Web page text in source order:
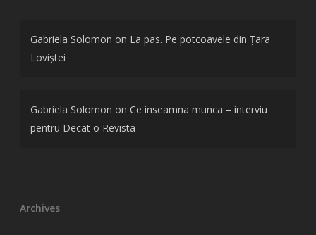
Gabriela Solomon on La pas. Pe potcoavele din Țara
Loviștei
Gabriela Solomon on Ce inseamna munca – interviu
pentru Decat o Revista
Archives